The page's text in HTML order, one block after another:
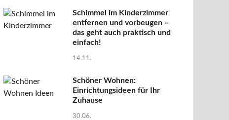
Schimmel im Kinderzimmer
entfernen und vorbeugen –
das geht auch praktisch und
einfach!
14.11.
Schöner Wohnen:
Einrichtungsideen für Ihr
Zuhause
30.06.